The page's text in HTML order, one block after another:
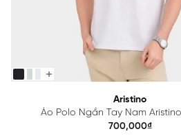
Aristino
Áo Polo Ngắn Tay Nam
APS615EDP01
700,000₫